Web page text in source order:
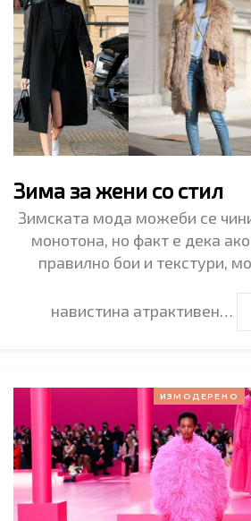
Зима за жени со стил
Зимската мода можеби се
монотона, но факт е дека
правилно бои и текстури,
навистина атрактивен…
ИЗМОДЕРЕНО